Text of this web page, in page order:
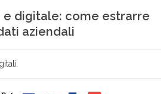
e digitale: come estrarre
aziendali